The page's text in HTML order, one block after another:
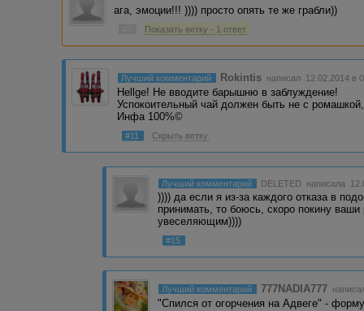
ага, эмоции!!! )))) просто опять те же грабли))
Показать ветку - 1 ответ
Лучший комментарий Rokintis написал 12.02.2014 в
Hellge! Не вводите барышню в заблуждение!
Успокоительный чай должен быть не с
Инфа 100%©
#11 Скрыть ветку
Лучший комментарий DELETED написала
)))) да если я из-за каждого отказа в
принимать, то боюсь, скоро покину
увеселяющим))))
#15
Лучший комментарий 777NADIA777
"Спился от огорчения на Адвеге" -